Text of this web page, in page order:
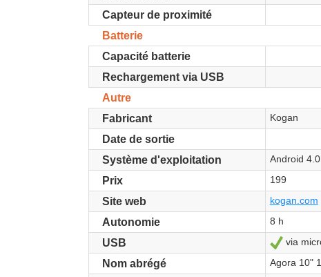
Capteur de proximité
Batterie
Capacité batterie
Rechargement via USB
Autre
Fabricant
Kogan
Date de sortie
Système d'exploitation
Android
Prix 199
Site web kogan.com
Autonomie 8 h
USB Oui
via
Nom abrégé Agora 10"